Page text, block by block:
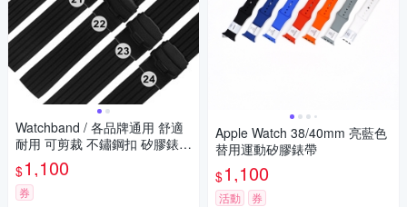
Watchband / 各品牌通用 舒適
耐用 可剪裁 不鏽鋼扣 矽膠錶帶
黑色
$1,100
券
Apple Watch 38/40mm 亮藍色
替用運動矽膠錶帶
$1,100
活動 券